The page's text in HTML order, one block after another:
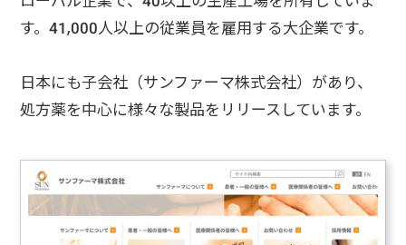
す。41,000人以上の従業員を雇用する大企業です。
日本にも子会社（サンファーマ株式会社）があり、
処方薬を中心に様々な製品をリリースしています。